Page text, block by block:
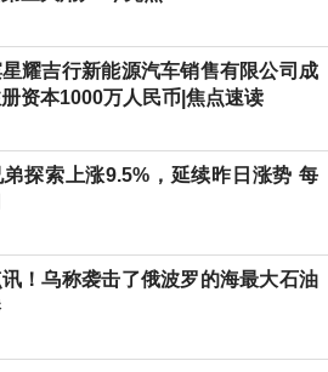
耀吉行新能源汽车销售有限公司成
资本1000万人民币|焦点速读
探索上涨9.5%，延续昨日涨势 每
！乌称袭击了俄波罗的海最大石油